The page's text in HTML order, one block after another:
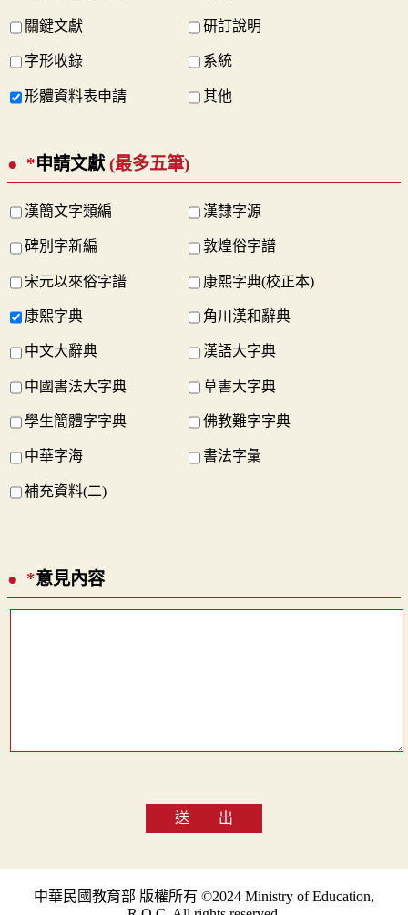
關鍵文獻 研訂說明
字形收錄 系統
形體資料表申請 其他
*申請文獻(最多五筆)
漢簡文字類編 漢隸字源
碑別字新編 敦煌俗字譜
宋元以來俗字譜 康熙字典(校正本)
康熙字典 角川漢和辭典
中文大辭典 漢語大字典
中國書法大字典 草書大字典
學生簡體字字典 佛教難字字典
中華字海 書法字彙
補充資料(二)
*意見內容
送 出
中華民國教育部 版權所有 ©2024 Ministry of Education,